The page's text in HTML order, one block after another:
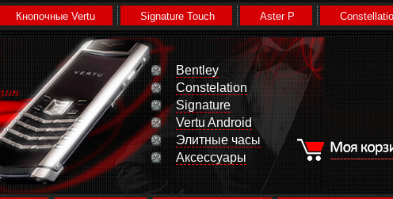
Кнопочные Vertu Signature Touch Aster P
Bentley
Constelation
Signature
Vertu Android
Элитные часы
Аксессуары